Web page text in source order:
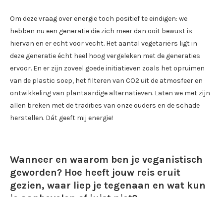
Om deze vraag over energie toch positief te eindigen: we
hebben nu een generatie die zich meer dan ooit bewust is
hiervan en er echt voor vecht. Het aantal vegetariërs ligt in
deze generatie écht heel hoog vergeleken met de generaties
ervoor. En er zijn zoveel goede initiatieven zoals het opruimen
van de plastic soep, het filteren van CO2 uit de atmosfeer en
ontwikkeling van plantaardige alternatieven. Laten we met zijn
allen breken met de tradities van onze ouders en de schade
herstellen. Dát geeft mij energie!
Wanneer en waarom ben je veganistisch
geworden? Hoe heeft jouw reis eruit
gezien, waar liep je tegenaan en wat kun